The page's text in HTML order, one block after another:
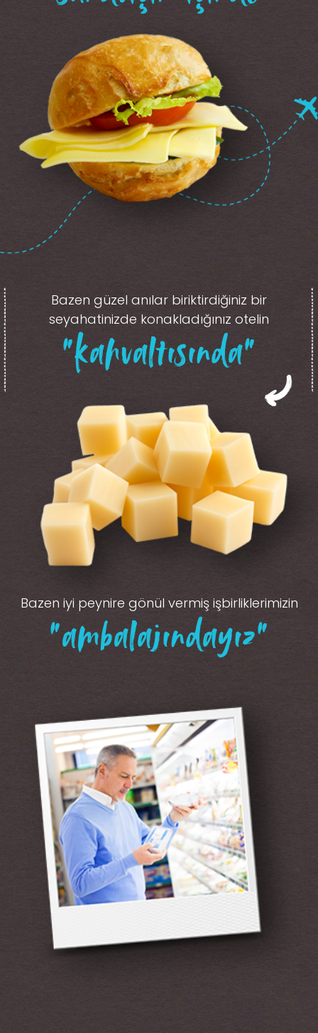
Bazen güzel anılar biriktirdiğiniz bir
seyahatinizde konakladığınız otelin
“kahvaltısında”
Bazen iyi peynire gönül vermiş işbirliklerimizin
“ambalajındayız”